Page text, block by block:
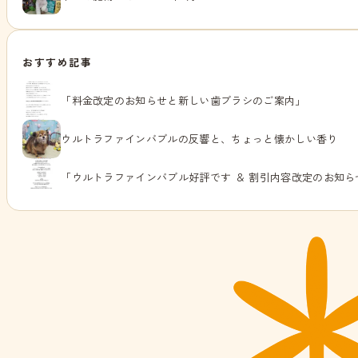
おすすめ記事
「料金改定のお知らせと新しい歯ブラシのご案内」
ウルトラファインバブルの反響と、ちょっと懐かしい香り
「ウルトラファインバブル好評です ＆ 割引内容改定のお知